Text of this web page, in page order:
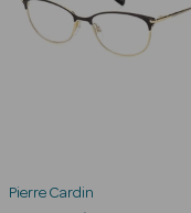
Corporais
Coffrets
Pierre Cardin